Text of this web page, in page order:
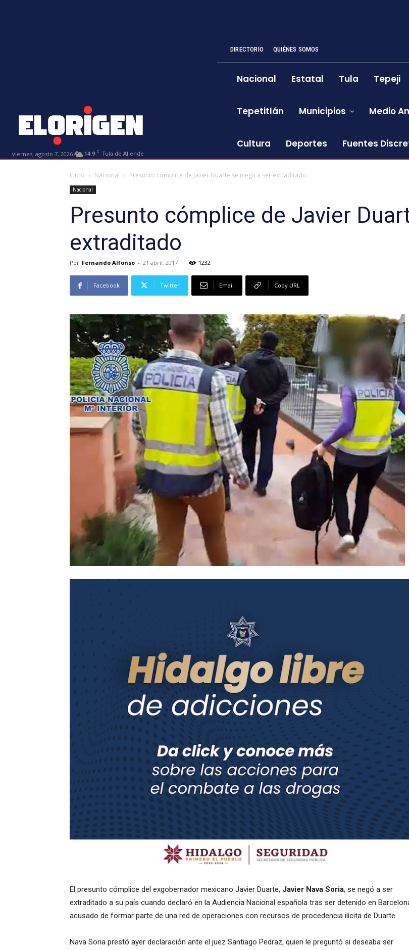
viernes, agosto 7, 2026 14.9 C Tula de Allende
DIRECTORIO QUIÉNES SOMOS
Nacional Estatal Tula Tepeji
Tepetitlán Municipios Medio
Cultura Deportes Fuentes
Inicio Nacional Presunto cómplice de Javier Duarte se niega a ser extraditado
Nacional
Presunto cómplice de Javier
extraditado
Por Fernando Alfonso - 21 abril, 2017 1232
Facebook Twitter Email Copy URL
El presunto cómplice del exgobernador mexicano Javier Duarte, Javier Nava Soria, se negó a ser
extraditado a su país cuando declaró en la Audiencia Nacional española tras ser detenido en
acusado de formar parte de una red de operaciones con recursos de procedencia ilícita de Duarte.
Nava Soria prestó ayer declaración ante el juez Santiago Pedraz, quien le preguntó si deseaba ser